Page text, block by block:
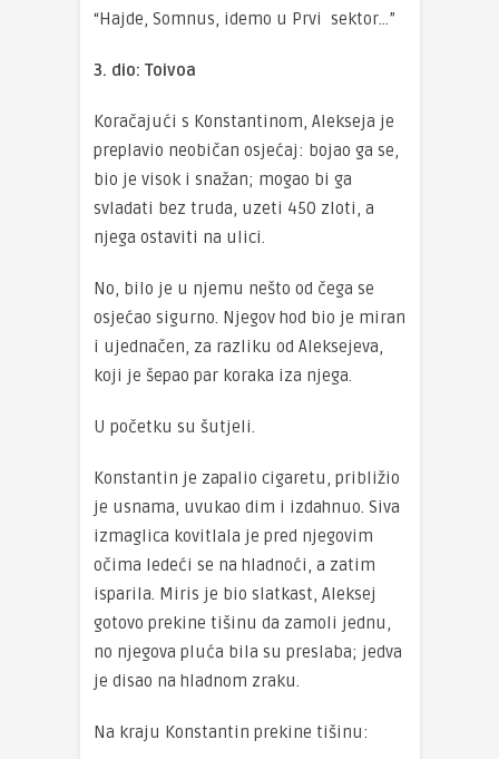
“Hajde, Somnus, idemo u Prvi sektor…”
3. dio: Toivoa
Koračajući s Konstantinom, Alekseja je
preplavio neobičan osjećaj: bojao ga se,
bio je visok i snažan; mogao bi ga
svladati bez truda, uzeti 450 zloti, a
njega ostaviti na ulici.
No, bilo je u njemu nešto od čega se
osjećao sigurno. Njegov hod bio je miran
i ujednačen, za razliku od Aleksejeva,
koji je šepao par koraka iza njega.
U početku su šutjeli.
Konstantin je zapalio cigaretu, približio
je usnama, uvukao dim i izdahnuo. Siva
izmaglica kovitlala je pred njegovim
očima ledeći se na hladnoći, a zatim
isparila. Miris je bio slatkast, Aleksej
gotovo prekine tišinu da zamoli jednu,
no njegova pluća bila su preslaba; jedva
je disao na hladnom zraku.
Na kraju Konstantin prekine tišinu: